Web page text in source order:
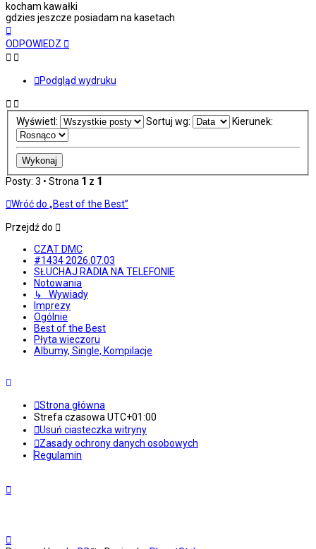
kocham kawałki
gdzies jeszcze posiadam na kasetach
górę
ODPOWIEDZ
Podgląd wydruku
Wyświetl: Sortuj wg: Kierunek:
Posty: 3 • Strona 1 z 1
Wróć do „Best of the Best”
Przejdź do
CZAT DMC
#1434 2026.07.03
SŁUCHAJ RADIA NA TELEFONIE
Notowania
↳ Wywiady
Imprezy
Ogólnie
Best of the Best
Płyta wieczoru
Albumy, Single, Kompilacje
Strona główna
Strefa czasowa UTC+01:00
Usuń ciasteczka witryny
Zasady ochrony danych osobowych
Regulamin